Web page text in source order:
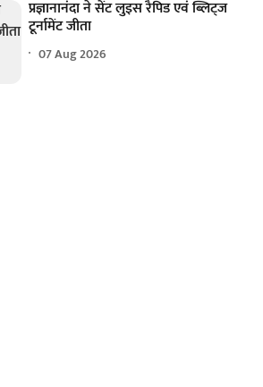
प्रज्ञानानंदा ने सेंट लुइस रैपिड एवं ब्लिट्ज
टूर्नामेंट जीता
07 Aug 2026